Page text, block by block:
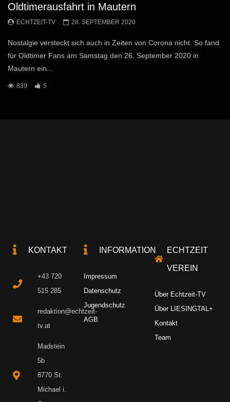
Oldtimerausfahrt in Mautern
ECHTZEIT-TV 28. SEPTEMBER 2020
Nostalgie versteckt sich auch in Zeiten von Corona nicht. So fand
für Oldtimer Fans am Samstag den 26. September 2020 in
Mautern ein...
839 5
KONTAKT
+43 720
515 285
redaktion@echtzeit-
tv.at
Madstein
5b
8770 St.
Michael i.
INFORMATION
Impressum
Datenschutz
Jugendschutz
AGB
ECHTZEIT
VEREIN
Über Echtzeit-TV
Über LIESINGTAL+
Kontakt
Team